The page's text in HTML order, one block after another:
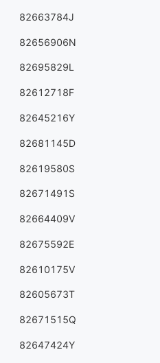
82663784J
82656906N
82695829L
82612718F
82645216Y
82681145D
82619580S
82671491S
82664409V
82675592E
82610175V
82605673T
82671515Q
82647424Y